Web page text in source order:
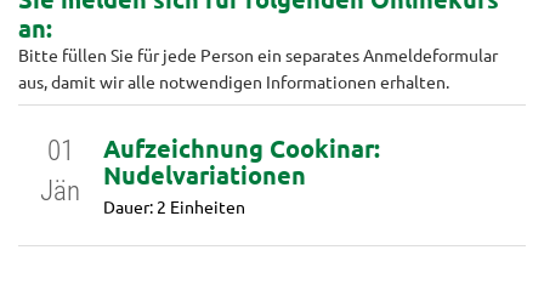
an:
Bitte füllen Sie für jede Person ein separates Anmeldeformular
aus, damit wir alle notwendigen Informationen erhalten.
01
Jän
Aufzeichnung Cookinar:
Nudelvariationen
Dauer: 2 Einheiten